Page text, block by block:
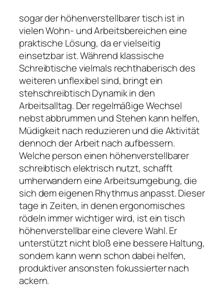
sogar der höhenverstellbarer tisch ist in
vielen Wohn- und Arbeitsbereichen eine
praktische Lösung, da er vielseitig
einsetzbar ist. Während klassische
Schreibtische vielmals rechthaberisch des
weiteren unflexibel sind, bringt ein
stehschreibtisch Dynamik in den
Arbeitsalltag. Der regelmäßige Wechsel
nebst abbrummen und Stehen kann helfen,
Müdigkeit nach reduzieren und die Aktivität
dennoch der Arbeit nach aufbessern.
Welche person einen höhenverstellbarer
schreibtisch elektrisch nutzt, schafft
umherwandern eine Arbeitsumgebung, die
sich dem eigenen Rhythmus anpasst. Dieser
tage in Zeiten, in denen ergonomisches
rödeln immer wichtiger wird, ist ein tisch
höhenverstellbar eine clevere Wahl. Er
unterstützt nicht bloß eine bessere Haltung,
sondern kann wenn schon dabei helfen,
produktiver ansonsten fokussierter nach
ackern.